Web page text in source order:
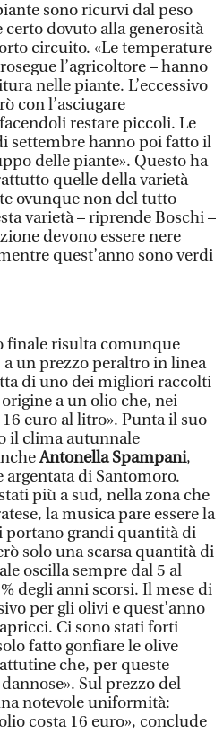
sono ricurvi dal peso
dovuto alla generosità
circuito. «Le temperature
l’agricoltore – hanno
nelle piante. L’eccessivo
con l’asciugare
restare piccoli. Le
settembre hanno poi fatto il
delle piante». Questo ha
quelle della varietà
ovunque non del tutto
varietà – riprende Boschi –
devono essere nere
quest’anno sono verdi
finale risulta comunque
un prezzo peraltro in linea
di uno dei migliori raccolti
a un olio che, nei
euro al litro». Punta il suo
il clima autunnale
Antonella Spampani,
di Santomoro.
più a sud, nella zona che
la musica pare essere la
portano grandi quantità di
solo una scarsa quantità di
oscilla sempre dal 5 al
degli anni scorsi. Il mese di
per gli olivi e quest’anno
Ci sono stati forti
fatto gonfiare le olive
che, per queste
Sul prezzo del
notevole uniformità:
costa 16 euro», conclude